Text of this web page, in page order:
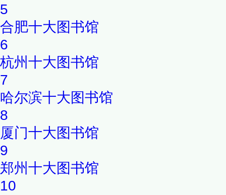
5
合肥十大图书馆
6
杭州十大图书馆
7
哈尔滨十大图书馆
8
厦门十大图书馆
9
郑州十大图书馆
10